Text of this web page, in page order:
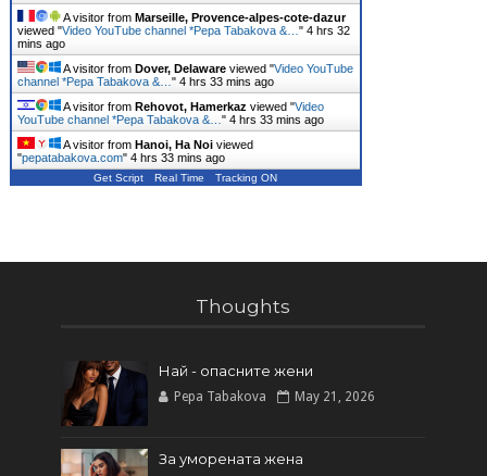
A visitor from Marseille, Provence-alpes-cote-dazur
viewed "Video YouTube channel *Pepa Tabakova &… " 4 hrs 32
mins ago
A visitor from Dover, Delawareviewed "Video YouTube
channel *Pepa Tabakova &… " 4 hrs 33 mins ago
A visitor from Rehovot, Hamerkaz viewed "Video
YouTube channel *Pepa Tabakova &… " 4 hrs 33 mins ago
A visitor from Hanoi, Ha Noiviewed
"pepatabakova.com" 4 hrs 33 mins ago
Get Script Real Time Tracking ON
Thoughts
Най - опасните жени
Pepa Tabakova May 21, 2026
За уморената жена